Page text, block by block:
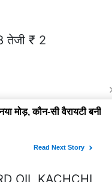
तेजी ₹ 2
OIL KACHCHI